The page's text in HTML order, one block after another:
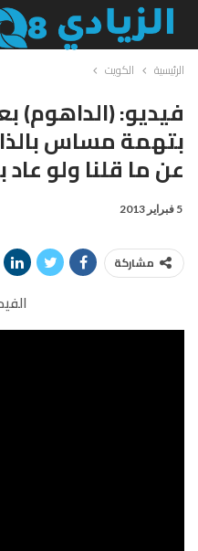
الرئيسية الكويت
فيديو: (الداهوم)
بتهمة مساس
عن ما قلنا ولو عاد
5 فبراير 2013
مشاركة